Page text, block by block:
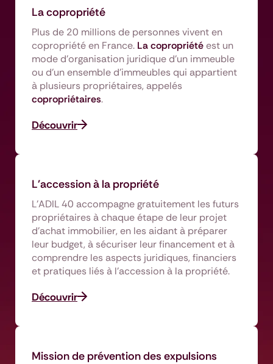
La copropriété
Plus de 20 millions de personnes vivent en
copropriété en France. La copropriétéest un
mode d’organisation juridique d’un immeuble
ou d’un ensemble d’immeubles qui appartient
à plusieurs propriétaires, appelés
copropriétaires.
Découvrir
L'accession à la propriété
L’ADIL 40 accompagne gratuitement les futurs
propriétaires à chaque étape de leur projet
d’achat immobilier, en les aidant à préparer
leur budget, à sécuriser leur financement et à
comprendre les aspects juridiques, financiers
et pratiques liés à l’accession à la propriété.
Découvrir
Mission de prévention des expulsions